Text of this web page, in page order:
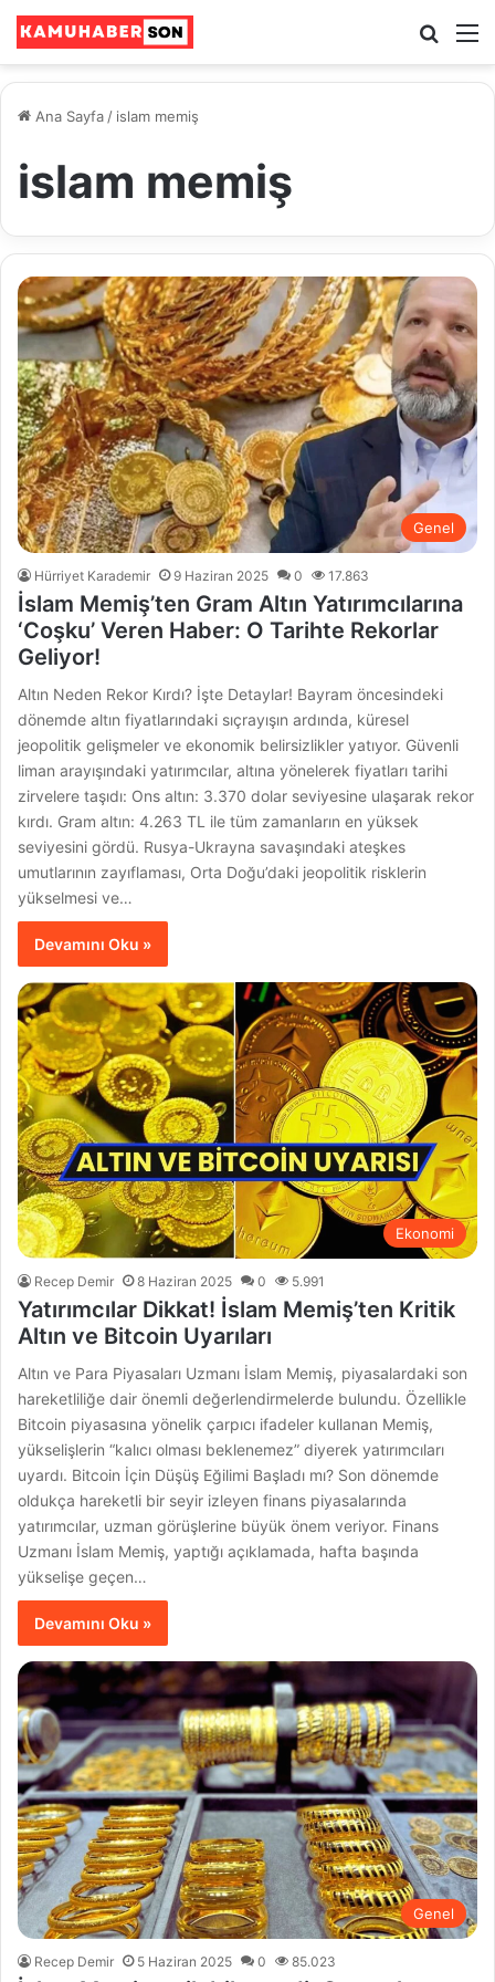
Ara
Ana Sayfa / islam memiş
islam memiş
Genel
Hürriyet Karademir 9 Haziran 2025 0 17.863
İslam Memiş’ten Gram Altın Yatırımcılarına
‘Coşku’ Veren Haber: O Tarihte Rekorlar
Geliyor!
Altın Neden Rekor Kırdı? İşte Detaylar! Bayram öncesindeki
dönemde altın fiyatlarındaki sıçrayışın ardında, küresel
jeopolitik gelişmeler ve ekonomik belirsizlikler yatıyor. Güvenli
liman arayışındaki yatırımcılar, altına yönelerek fiyatları tarihi
zirvelere taşıdı: Ons altın: 3.370 dolar seviyesine ulaşarak rekor
kırdı. Gram altın: 4.263 TL ile tüm zamanların en yüksek
seviyesini gördü. Rusya-Ukrayna savaşındaki ateşkes
umutlarının zayıflaması, Orta Doğu’daki jeopolitik risklerin
yükselmesi ve…
Devamını Oku »
Ekonomi
Recep Demir 8 Haziran 2025 0 5.991
Yatırımcılar Dikkat! İslam Memiş’ten Kritik
Altın ve Bitcoin Uyarıları
Altın ve Para Piyasaları Uzmanı İslam Memiş, piyasalardaki son
hareketliliğe dair önemli değerlendirmelerde bulundu. Özellikle
Bitcoin piyasasına yönelik çarpıcı ifadeler kullanan Memiş,
yükselişlerin “kalıcı olması beklenemez” diyerek yatırımcıları
uyardı. Bitcoin İçin Düşüş Eğilimi Başladı mı? Son dönemde
oldukça hareketli bir seyir izleyen finans piyasalarında
yatırımcılar, uzman görüşlerine büyük önem veriyor. Finans
Uzmanı İslam Memiş, yaptığı açıklamada, hafta başında
yükselişe geçen…
Devamını Oku »
Genel
Recep Demir 5 Haziran 2025 0 85.023